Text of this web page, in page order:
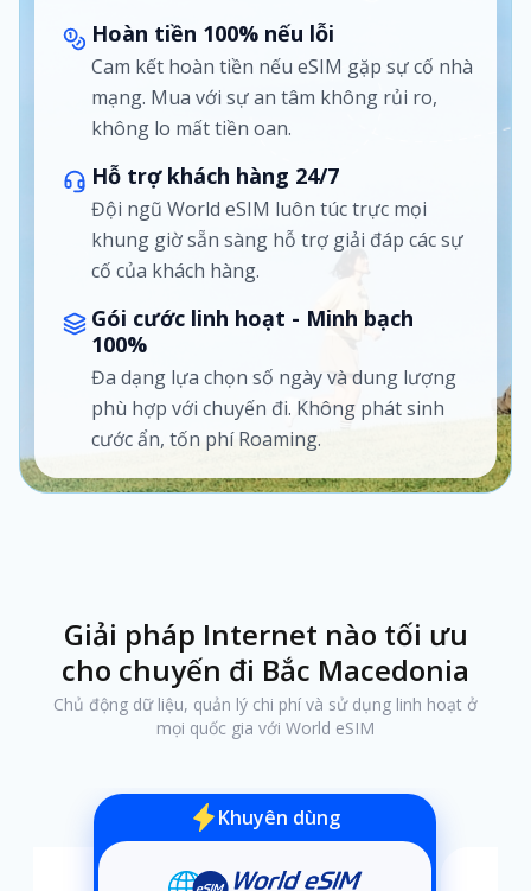
Hoàn tiền 100% nếu lỗi
Cam kết hoàn tiền nếu eSIM gặp sự cố nhà
mạng. Mua với sự an tâm không rủi ro,
không lo mất tiền oan.
Hỗ trợ khách hàng 24/7
Đội ngũ World eSIM luôn túc trực mọi
khung giờ sẵn sàng hỗ trợ giải đáp các sự
cố của khách hàng.
Gói cước linh hoạt - Minh bạch
100%
Đa dạng lựa chọn số ngày và dung lượng
phù hợp với chuyến đi. Không phát sinh
cước ẩn, tốn phí Roaming.
Giải pháp Internet nào tối ưu
cho chuyến đi Bắc Macedonia
Chủ động dữ liệu, quản lý chi phí và sử dụng linh hoạt ở
mọi quốc gia với World eSIM
Khuyên dùng